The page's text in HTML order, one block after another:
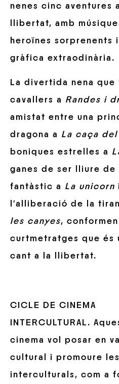
nenes cinc aventures
llibertat, amb
heroïnes sorprenents
gràfica extraodinària.
La divertida nena que
cavallers a Randes i
amistat entre una
dragona a La caça
boniques estrelles a
ganes de ser lliure de
fantàstic a La unicorn
l’alliberació de la
les canyes,
curtmetratges que és
cant a la llibertat.
CICLE DE CINEMA
INTERCULTURAL.
cinema vol posar en
cultural i promoure
interculturals, com a